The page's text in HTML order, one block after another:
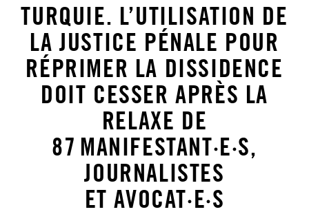
TURQUIE. L’UTILISATION DE
LA JUSTICE PÉNALE POUR
RÉPRIMER LA DISSIDENCE
DOIT CESSER APRÈS LA
RELAXE DE
87 MANIFESTANT·E·S,
JOURNALISTES
ET AVOCAT·E·S